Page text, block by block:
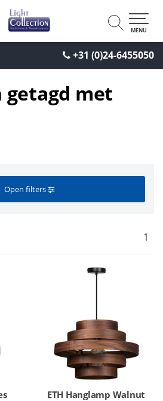
+31 (0)24-6455050
MENU
getagd met
Open filters
1
ETH Hanglamp Walnut